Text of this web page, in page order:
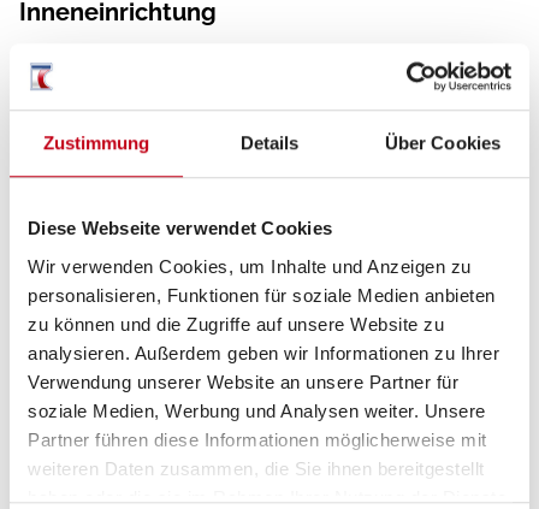
Zustimmung Details Über Cookies
Diese Webseite verwendet Cookies
Wir verwenden Cookies, um Inhalte und Anzeigen zu
personalisieren, Funktionen für soziale Medien anbieten
zu können und die Zugriffe auf unsere Website zu
analysieren. Außerdem geben wir Informationen zu Ihrer
Verwendung unserer Website an unsere Partner für
soziale Medien, Werbung und Analysen weiter. Unsere
Partner führen diese Informationen möglicherweise mit
weiteren Daten zusammen, die Sie ihnen bereitgestellt
haben oder die sie im Rahmen Ihrer Nutzung der Dienste
Inneneinrichtung
Heizung / Klima
Dieselheizung
Küche
2-Flammkocher
Kompressor-Kühlschrank